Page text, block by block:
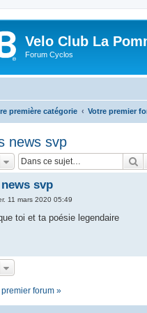
Velo Club La
Forum Cyclos
première catégorie Votre premier
news svp
svp
11 mars 2020 05:49
toi et ta poésie legendaire
forum »